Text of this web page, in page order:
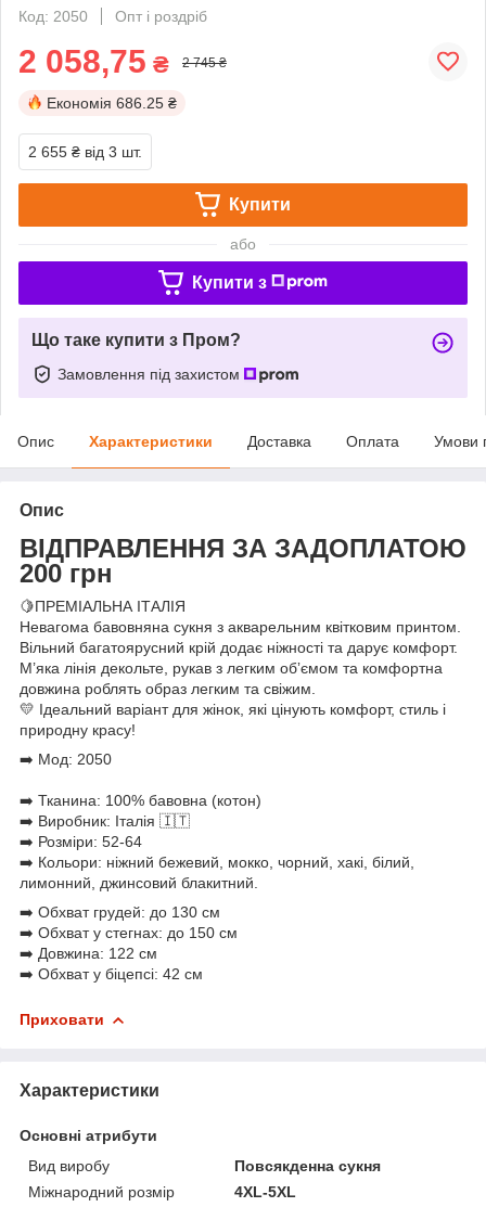
Код: 2050
Опт і роздріб
2 058,75 ₴ 2 745 ₴
Економія 686.25 ₴
2 655 ₴ від 3 шт.
Купити
або
Купити з
Що таке купити з Пром?
Замовлення під захистом
Опис Характеристики Доставка Оплата Умови
Опис
ВІДПРАВЛЕННЯ ЗА ЗАДОПЛАТОЮ
200 грн
🍋ПРЕМІАЛЬНА ІТАЛІЯ
Невагома бавовняна сукня з акварельним квітковим принтом.
Вільний багатоярусний крій додає ніжності та дарує комфорт.
М’яка лінія декольте, рукав з легким обʼємом та комфортна
довжина роблять образ легким та свіжим.
💛 Ідеальний варіант для жінок, які цінують комфорт, стиль і
природну красу!
➡️ Мод: 2050
➡️ Тканина: 100% бавовна (котон)
➡️ Виробник: Італія 🇮🇹
➡️ Розміри: 52-64
➡️ Кольори: ніжний бежевий, мокко, чорний, хакі, білий,
лимонний, джинсовий блакитний.
➡️ Обхват грудей: до 130 см
➡️ Обхват у стегнах: до 150 см
➡️ Довжина: 122 см
➡️ Обхват у біцепсі: 42 см
Приховати
Характеристики
Основні атрибути
Вид виробу
Повсякденна сукня
Міжнародний розмір
4XL-5XL